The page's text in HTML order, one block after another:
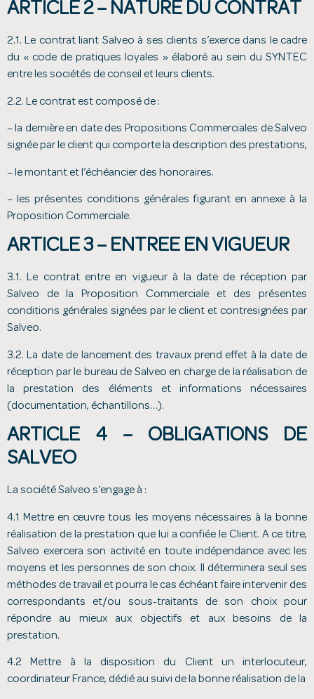
ARTICLE 2 – NATURE DU CONTRAT
2.1. Le contrat liant Salveo à ses clients s’exerce dans le cadre
du « code de pratiques loyales » élaboré au sein du SYNTEC
entre les sociétés de conseil et leurs clients.
2.2. Le contrat est composé de :
– la dernière en date des Propositions Commerciales de Salveo
signée par le client qui comporte la description des prestations,
– le montant et l’échéancier des honoraires.
– les présentes conditions générales figurant en annexe à la
Proposition Commerciale.
ARTICLE 3 – ENTREE EN VIGUEUR
3.1. Le contrat entre en vigueur à la date de réception par
Salveo de la Proposition Commerciale et des présentes
conditions générales signées par le client et contresignées par
Salveo.
3.2. La date de lancement des travaux prend effet à la date de
réception par le bureau de Salveo en charge de la réalisation de
la prestation des éléments et informations nécessaires
(documentation, échantillons…).
ARTICLE 4 – OBLIGATIONS DE
SALVEO
La société Salveo s’engage à :
4.1 Mettre en œuvre tous les moyens nécessaires à la bonne
réalisation de la prestation que lui a confiée le Client. A ce titre,
Salveo exercera son activité en toute indépendance avec les
moyens et les personnes de son choix. Il déterminera seul ses
méthodes de travail et pourra le cas échéant faire intervenir des
correspondants et/ou sous-traitants de son choix pour
répondre au mieux aux objectifs et aux besoins de la
prestation.
4.2 Mettre à la disposition du Client un interlocuteur,
coordinateur France, dédié au suivi de la bonne réalisation de la